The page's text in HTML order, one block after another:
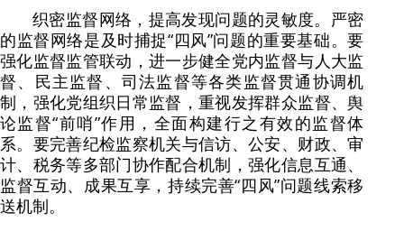
织密监督网络，提高发现问题的灵敏度。严密
的监督网络是及时捕捉“四风”问题的重要基础。要
强化监督监管联动，进一步健全党内监督与人大监
督、民主监督、司法监督等各类监督贯通协调机
制，强化党组织日常监督，重视发挥群众监督、舆
论监督“前哨”作用，全面构建行之有效的监督体
系。要完善纪检监察机关与信访、公安、财政、审
计、税务等多部门协作配合机制，强化信息互通、
监督互动、成果互享，持续完善“四风”问题线索移
送机制。